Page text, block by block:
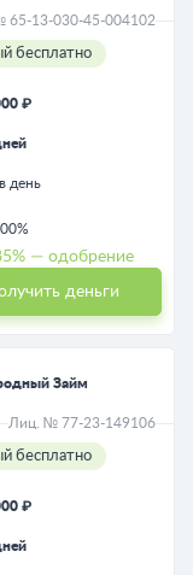
65-13-030-45-004102
бесплатно
₽
день
% — одобрение
деньги
Займ
Лиц. № 77-23-149106
бесплатно
₽